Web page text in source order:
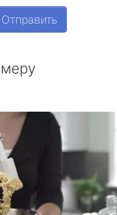
Отправить